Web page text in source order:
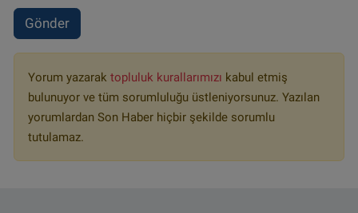
Gönder
Yorum yazarak topluluk kurallarımızı kabul etmiş
bulunuyor ve tüm sorumluluğu üstleniyorsunuz. Yazılan
yorumlardan Son Haber hiçbir şekilde sorumlu
tutulamaz.